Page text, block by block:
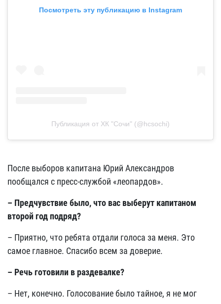
Посмотреть эту публикацию в Instagram
Публикация от ХК "Сочи" (@hcsochi)
После выборов капитана Юрий Александров
пообщался с пресс-службой «леопардов».
– Предчувствие было, что вас выберут капитаном
второй год подряд?
– Приятно, что ребята отдали голоса за меня. Это
самое главное. Спасибо всем за доверие.
– Речь готовили в раздевалке?
– Нет, конечно. Голосование было тайное, я не мог